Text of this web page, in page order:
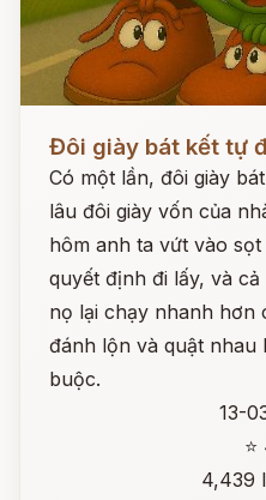
Đôi giày bát kết tự
Có một lần, đôi giày
lâu đôi giày vốn của
hôm anh ta vứt vào
quyết định đi lấy, và
nọ lại chạy nhanh hơn
đánh lộn và quật nhau
buộc.
13-
4,439